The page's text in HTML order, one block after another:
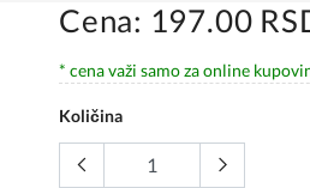
Cena: 197.00
* cena važi samo za online
Količina